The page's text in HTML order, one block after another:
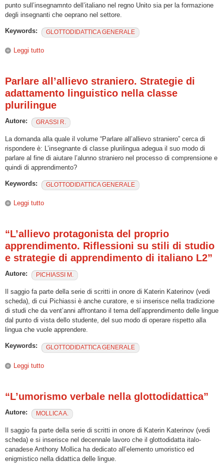
punto sull’insegnamnto dell’italiano nel regno Unito sia per la formazione
degli insegnanti che oeprano nel settore.
Keywords: GLOTTODIDATTICA GENERALE
Leggi tutto
Parlare all’allievo straniero. Strategie di
adattamento linguistico nella classe
plurilingue
Autore: GRASSI R.
La domanda alla quale il volume “Parlare all’allievo straniero” cerca di
rispondere è: L’insegnante di classe plurilingua adegua il suo modo di
parlare al fine di aiutare l’alunno straniero nel processo di comprensione e
quindi di apprendimento?
Keywords: GLOTTODIDATTICA GENERALE
Leggi tutto
“L’allievo protagonista del proprio
apprendimento. Riflessioni su stili di studio
e strategie di apprendimento di italiano L2”
Autore: PICHIASSI M.
Il saggio fa parte della serie di scritti in onore di Katerin Katerinov (vedi
scheda), di cui Pichiassi è anche curatore, e si inserisce nella tradizione
di studi che da vent’anni affrontano il tema dell’apprendimento delle lingue
dal punto di vista dello studente, del suo modo di operare rispetto alla
lingua che vuole apprendere.
Keywords: GLOTTODIDATTICA GENERALE
Leggi tutto
“L’umorismo verbale nella glottodidattica”
Autore: MOLLICA A.
Il saggio fa parte della serie di scritti in onore di Katerin Katerinov (vedi
scheda) e si inserisce nel decennale lavoro che il glottodidatta italo-
canadese Anthony Mollica ha dedicato all’elemento umoristico ed
enigmistico nella didattica delle lingue.